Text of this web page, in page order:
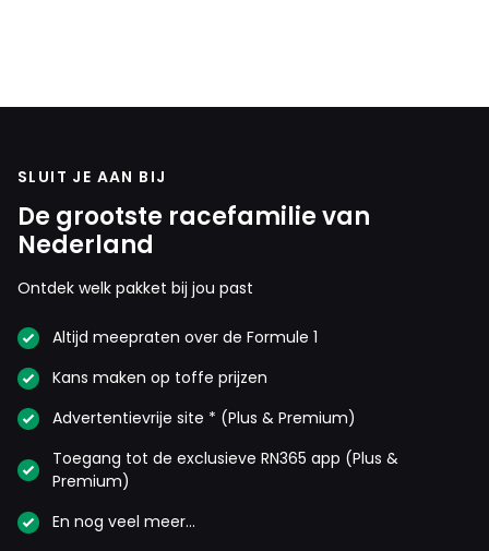
INLOGGEN
SLUIT JE AAN BIJ
De grootste racefamilie van
Nederland
Ontdek welk pakket bij jou past
Altijd meepraten over de Formule 1
Kans maken op toffe prijzen
Advertentievrije site * (Plus & Premium)
Toegang tot de exclusieve RN365 app (Plus &
Premium)
En nog veel meer…